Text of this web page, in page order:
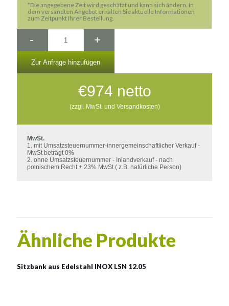
*Die angegebene Zeit wird geschätzt und kann sich ändern. In
dem versandten Angebot erhalten Sie aktuelle Informationen
zum Zeitpunkt Ihrer Bestellung.
- +
Zur Anfrage hinzufügen
€974 netto
(zzgl. MwSt. und Versandkosten)
MwSt.
1. mit Umsatzsteuernummer-innergemeinschaftlicher Verkauf -
MwSt beträgt 0%
2. ohne Umsatzsteuernummer - Inlandverkauf - nach
polnischem Recht + 23% MwSt ( z.B. natürliche Person)
Ähnliche Produkte
Sitzbank aus Edelstahl INOX LSN 12.05